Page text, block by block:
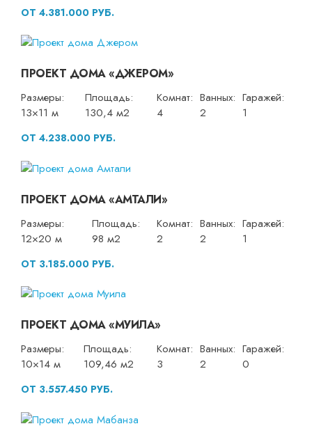
ОТ 4.381.000 РУБ.
ПРОЕКТ ДОМА «ДЖЕРОМ»
Размеры:
13×11 м
Площадь:
130,4 м2
Комнат:
4
Ванных:
2
Гаражей:
1
ОТ 4.238.000 РУБ.
ПРОЕКТ ДОМА «АМТАЛИ»
Размеры:
12×20 м
Площадь:
98 м2
Комнат:
2
Ванных:
2
Гаражей:
1
ОТ 3.185.000 РУБ.
ПРОЕКТ ДОМА «МУИЛА»
Размеры:
10×14 м
Площадь:
109,46 м2
Комнат:
3
Ванных:
2
Гаражей:
0
ОТ 3.557.450 РУБ.